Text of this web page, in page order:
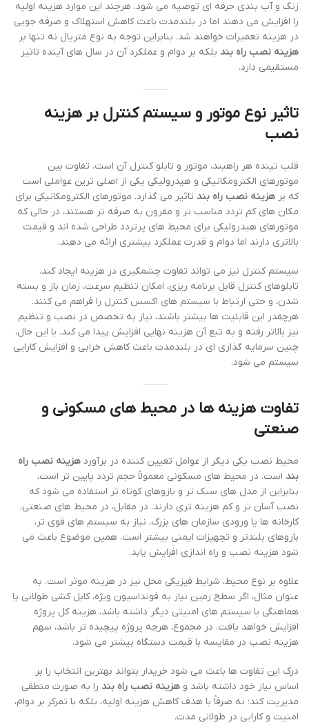
زنگ و آب بندی حرفه ای توصیه می شود. هرچند این موارد هزینه اولیه
را افزایش می دهند اما در بلندمدت باعث کاهش استهلاک و صرفه جویی
در هزینه تعمیرات خواهند شد. بنابراین توجه به نوع متریال نه تنها بر
هزینه نصب راه بند بلکه بر دوام و عملکرد آن در سال های آینده تاثیر
مستقیمی دارد.
تاثیر نوع موتور و سیستم کنترل بر هزینه
نصب
قلب تپنده هر راهبند، موتور و تابلو کنترل آن است. تفاوت بین
موتورهای الکترومکانیکی و هیدرولیکی یکی از اصلی ترین عواملی است
که بر هزینه نصب راه بند تاثیر می گذارد. موتورهای الکترومکانیکی برای
مکان های کم تردد مناسب تر و مقرون به صرفه تر هستند، در حالی که
موتورهای هیدرولیکی برای محیط های پرتردد طراحی شده اند و قیمت
بالاتری دارند اما دوام و قدرت عملکرد بیشتری ارائه می دهند.
سیستم کنترل نیز می تواند تفاوت چشمگیری در هزینه ایجاد کند.
تابلوهای کنترل قابل برنامه ریزی، امکان تنظیم سرعت، زمان باز و بسته
شدن، و حتی ارتباط با سیستم های اکسس کنترل را فراهم می کنند.
هرچقدر این قابلیت ها بیشتر باشند، نیاز به تخصص در نصب و تنظیم
نیز بالاتر رفته و به تبع آن هزینه نهایی افزایش پیدا می کند. با این حال،
چنین سرمایه گذاری ای در بلندمدت باعث کاهش خرابی و افزایش کارایی
سیستم می شود.
تفاوت هزینه ها در محیط های مسکونی و
صنعتی
محیط نصب یکی دیگر از عوامل تعیین کننده در برآورد هزینه نصب راه
بند است. در محیط های مسکونی معمولاً حجم تردد پایین تر است،
بنابراین از مدل های سبک تر و بازوهای کوتاه تر استفاده می شود که
نصب آسان تر و کم هزینه تری دارند. در مقابل، در محیط های صنعتی،
کارخانه ها یا ورودی سازمان های بزرگ، نیاز به سیستم های قوی تر،
بازوهای بلندتر و تجهیزات ایمنی بیشتر است. همین موضوع باعث می
شود هزینه نصب و راه اندازی افزایش یابد.
علاوه بر نوع محیط، شرایط فیزیکی محل نیز در هزینه موثر است. به
عنوان مثال، اگر سطح زمین نیاز به فونداسیون ویژه، کابل کشی طولانی یا
هماهنگی با سیستم های امنیتی دیگر داشته باشد، هزینه کل پروژه
افزایش خواهد یافت. در مجموع، هرچه پروژه پیچیده تر باشد، سهم
هزینه نصب در مقایسه با قیمت دستگاه بیشتر می شود.
درک این تفاوت ها باعث می شود خریدار بتواند بهترین انتخاب را بر
اساس نیاز خود داشته باشد و هزینه نصب راه بند را به صورت منطقی
مدیریت کند؛ نه صرفاً با هدف کاهش هزینه اولیه، بلکه با تمرکز بر دوام،
امنیت و کارایی در طولانی مدت.